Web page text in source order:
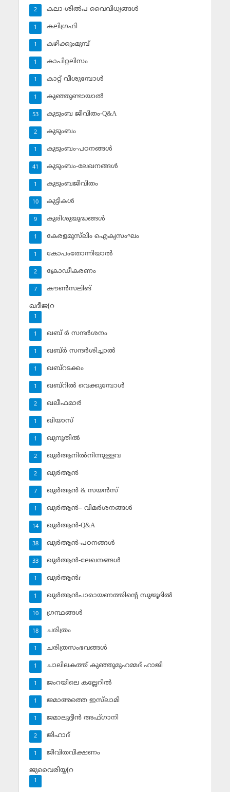
കലാ-ശില്‍പ വൈവിധ്യങ്ങള്‍
2
കലിഗ്രഫി
1
കഴിക്കുംമുമ്പ്
1
കാപിറ്റലിസം
1
കാറ്റ് വീശുമ്പോള്‍
1
കുഞ്ഞുണ്ടായാല്‍
1
കുടുംബ ജീവിതം-Q&A
53
കുടുംബം
2
കുടുംബം-പഠനങ്ങള്‍
1
കുടുംബം-ലേഖനങ്ങള്‍
41
കുടുംബജീവിതം
1
കുട്ടികള്‍
10
കുരിശുയുദ്ധങ്ങള്‍
9
കേരളമുസ്‌ലിം ഐക്യസംഘം
1
കോപംതോന്നിയാല്‍
1
ക്രോഡീകരണം
2
കൗണ്‍സലിങ്‌
7
ഖദീജ(റ
1
ഖബ് ര്‍ സന്ദര്‍ശനം
1
ഖബ്ര്‍ സന്ദര്‍ശിച്ചാല്‍
1
ഖബ്‌റടക്കം
1
ഖബ്‌റില്‍ വെക്കുമ്പോള്‍
1
ഖലീഫമാര്‍
2
ഖിയാസ്
1
ഖുനൂതില്‍
1
ഖുര്‍ആനില്‍നിന്നുള്ളവ
2
ഖുര്‍ആന്‍
2
ഖുര്‍ആന്‍ & സയന്‍സ്‌
7
ഖുര്‍ആന്‍– വിമര്‍ശനങ്ങള്‍
1
ഖുര്‍ആന്‍-Q&A
14
ഖുര്‍ആന്‍-പഠനങ്ങള്‍
38
ഖുര്‍ആന്‍-ലേഖനങ്ങള്‍
33
ഖുര്‍ആന്‍r
1
ഖുര്‍ആന്‍പാരായണത്തിന്റെ സുജൂദില്‍
1
ഗ്രന്ഥങ്ങള്‍
10
ചരിത്രം
18
ചരിത്രസംഭവങ്ങള്‍
1
ചാലിലകത്ത് കുഞ്ഞുമുഹമ്മദ് ഹാജി
1
ജംറയിലെ കല്ലേറില്‍
1
ജമാഅത്തെ ഇസ്‌ലാമി
1
ജമാലുദ്ദീന്‍ അഫ്ഗാനി
1
ജിഹാദ്‌
2
ജീവിതവീക്ഷണം
1
ജുവൈരിയ്യ(റ
1